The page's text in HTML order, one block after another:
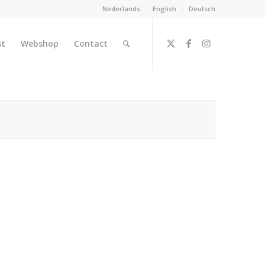
Nederlands English Deutsch
Webshop Contact